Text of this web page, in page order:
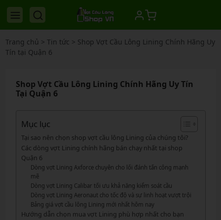
Trang chủ > Tin tức > Shop Vợt Cầu Lông Lining Chính Hãng Uy
Tín tại Quận 6
Shop Vợt Cầu Lông Lining Chính Hãng Uy Tín
Tại Quận 6
Mục lục
Tại sao nên chọn shop vợt cầu lông Lining của chúng tôi?
Các dòng vợt Lining chính hãng bán chạy nhất tại shop
Quận 6
Dòng vợt Lining Axforce chuyên cho lối đánh tấn công mạnh
mẽ
Dòng vợt Lining Calibar tối ưu khả năng kiểm soát cầu
Dòng vợt Lining Aeronaut cho tốc độ và sự linh hoạt vượt trội
Bảng giá vợt cầu lông Lining mới nhất hôm nay
Hướng dẫn chọn mua vợt Lining phù hợp nhất cho bạn